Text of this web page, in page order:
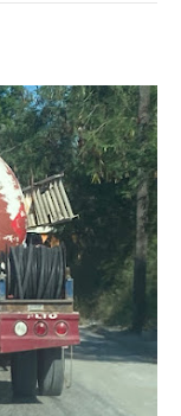
para el desarrollo
Jueves, 6 Agosto